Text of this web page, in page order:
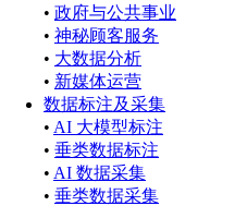
• 政府与公共事业
• 神秘顾客服务
• 大数据分析
• 新媒体运营
数据标注及采集
• AI 大模型标注
• 垂类数据标注
• AI 数据采集
• 垂类数据采集